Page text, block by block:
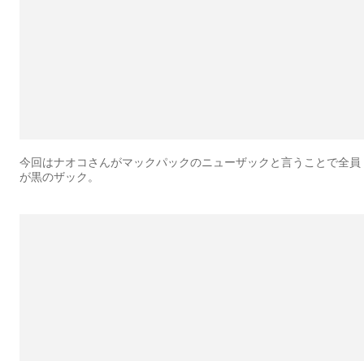
今回はナオコさんがマックパックのニューザックと言うことで全員
が黒のザック。